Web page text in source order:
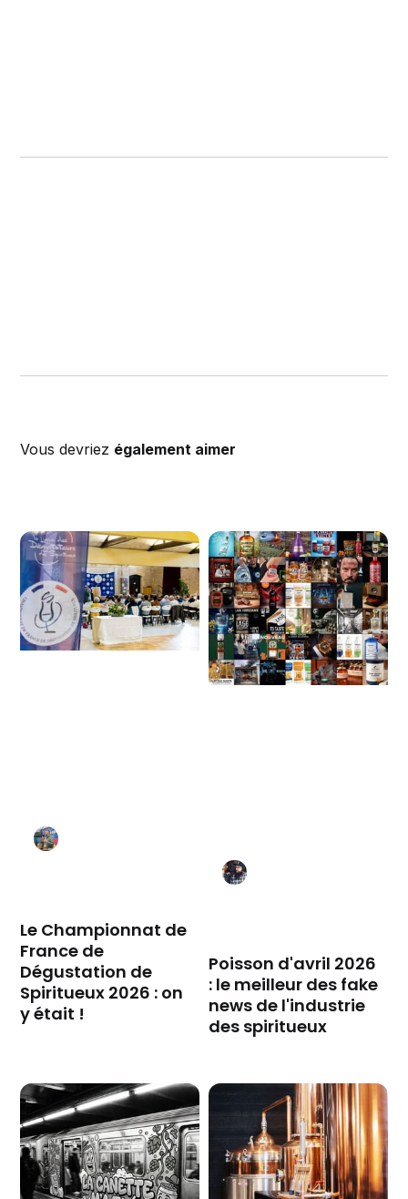
Vous devriez également aimer
Le Championnat de
France de
Dégustation de
Spiritueux 2026 : on
y était !
Poisson d'avril 2026
: le meilleur des fake
news de l'industrie
des spiritueux